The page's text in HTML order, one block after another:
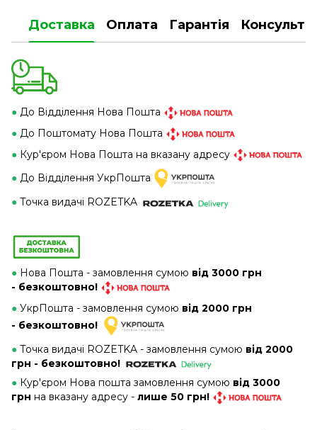
Доставка Оплата Гарантія
● До Відділення Нова Пошта
● До Поштомату Нова Пошта
● Кур'єром Нова Пошта на вказану адресу
● До Відділення УкрПошта
● Точка видачі ROZETKA
● Нова Пошта - замовлення сумою від 3000 грн
- безкоштовно!
● УкрПошта - замовлення сумою від 2000 грн
- безкоштовно!
● Точка видачі ROZETKA - замовлення сумою від 2000
грн - безкоштовно!
● Кур'єром Нова пошта замовлення сумою від 3000
грн на вказану адресу - лише 50 грн!